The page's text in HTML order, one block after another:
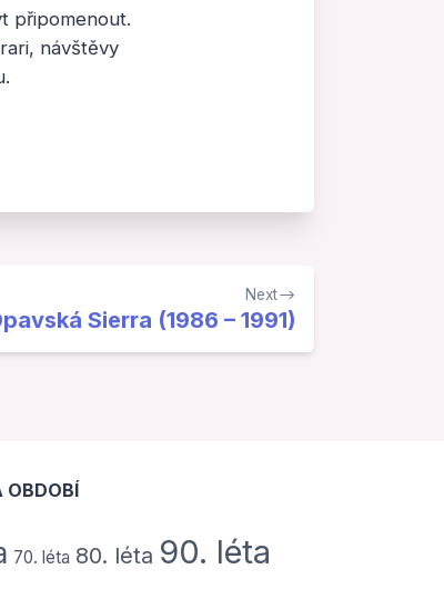
připomenout.
návštěvy
Next
Sierra (1986 – 1991)
OBDOBÍ
70. léta 80. léta 90. léta